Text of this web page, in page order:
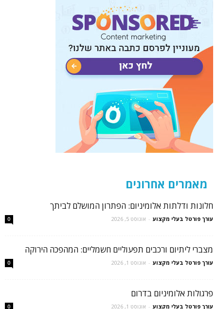
מאמרים אחרונים
חלונות ודלתות אלומיניום: הפתרון המושלם לביתך
עורך פורטל בעלי מקצוע - אוגוסט 5, 2026 0
מצברי ליתיום ורכבים תפעוליים חשמליים: המהפכה הירוקה
עורך פורטל בעלי מקצוע - אוגוסט 1, 2026 0
פרגולות אלומיניום בדרום
עורך פורטל בעלי מקצוע - אוגוסט 1, 2026 0